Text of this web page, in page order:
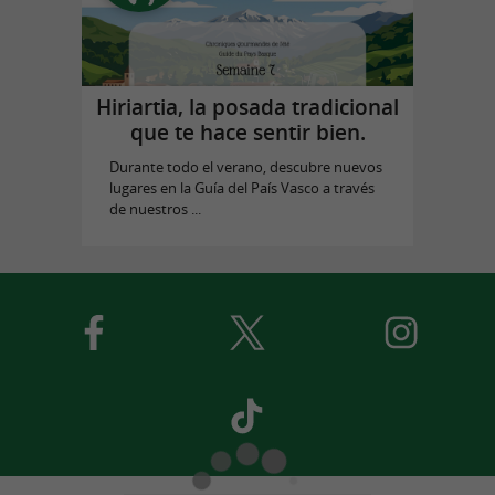
Hiriartia, la posada tradicional
que te hace sentir bien.
Durante todo el verano, descubre nuevos
lugares en la Guía del País Vasco a través
de nuestros ...